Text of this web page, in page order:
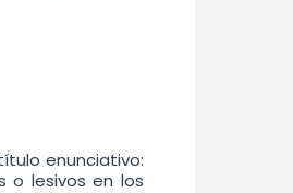
enunciativo:
o lesivos en los